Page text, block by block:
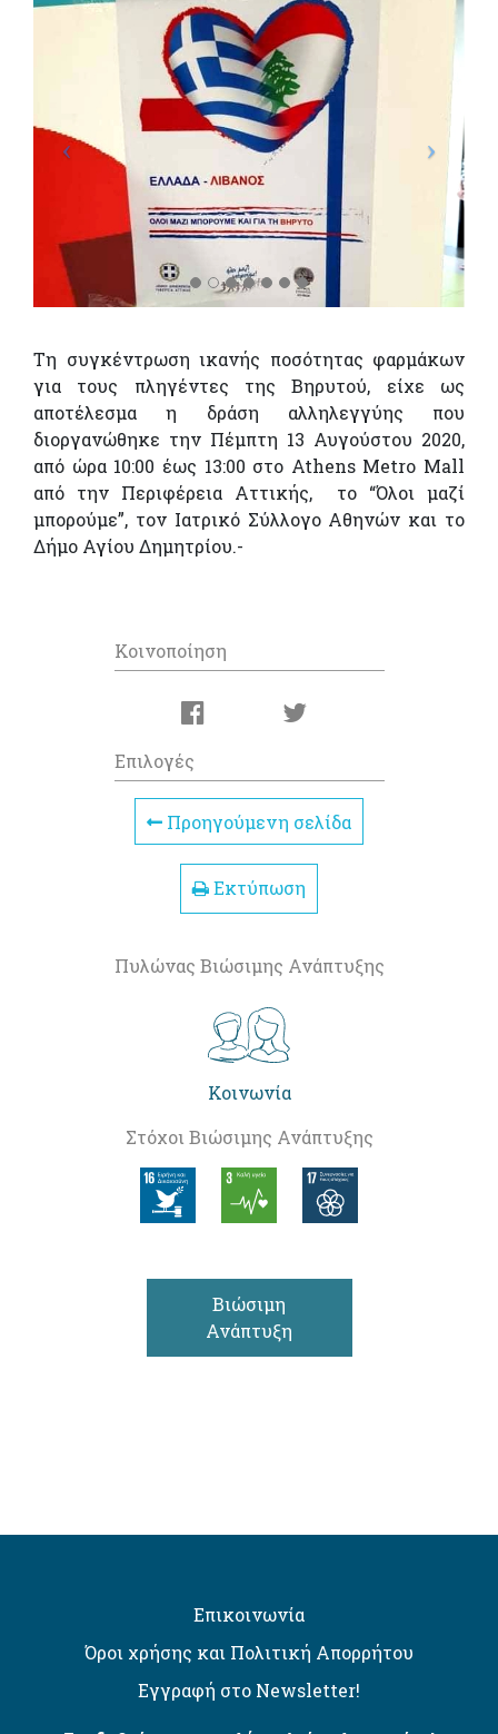
Τη συγκέντρωση ικανής ποσότητας φαρμάκων
για τους πληγέντες της Βηρυτού, είχε ως
αποτέλεσμα η δράση αλληλεγγύης που
διοργανώθηκε την Πέμπτη 13 Αυγούστου 2020,
από ώρα 10:00 έως 13:00 στο Athens Metro Mall
από την Περιφέρεια Αττικής, το “Όλοι μαζί
μπορούμε”, τον Ιατρικό Σύλλογο Αθηνών και το
Δήμο Αγίου Δημητρίου.-
Κοινοποίηση
Επιλογές
Προηγούμενη σελίδα
Εκτύπωση
Πυλώνας Βιώσιμης Ανάπτυξης
Κοινωνία
Στόχοι Βιώσιμης Ανάπτυξης
Βιώσιμη
Ανάπτυξη
Επικοινωνία
Όροι χρήσης και Πολιτική Απορρήτου
Εγγραφή στο Newsletter!